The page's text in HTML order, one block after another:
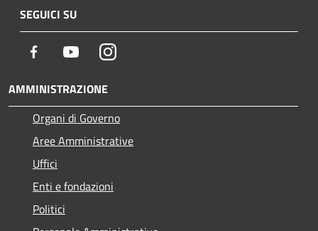
SEGUICI SU
Facebook YoutubeInstagram
AMMINISTRAZIONE
Organi di Governo
Aree Amministrative
Uffici
Enti e fondazioni
Politici